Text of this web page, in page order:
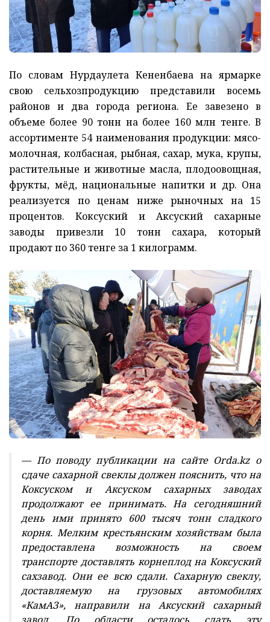
По словам Нурдаулета Кененбаева на ярмарке
свою сельхозпродукцию представили восемь
районов и два города региона. Ее завезено в
объеме более 90 тонн на более 160 млн тенге. В
ассортименте 54 наименования продукции: мясо-
молочная, колбасная, рыбная, сахар, мука, крупы,
растительные и животные масла, плодоовощная,
фрукты, мёд, национальные напитки и др. Она
реализуется по ценам ниже рыночных на 15
процентов. Коксуский и Аксуский сахарные
заводы привезли 10 тонн сахара, который
продают по 360 тенге за 1 килограмм.
— По поводу публикации на сайте Orda.kz о
сдаче сахарной свеклы должен пояснить, что на
Коксуском и Аксуском сахарных заводах
продолжают ее принимать. На сегодняшний
день ими принято 600 тысяч тонн сладкого
корня. Мелким крестьянским хозяйствам была
предоставлена возможность на своем
транспорте доставлять корнеплод на Коксуский
сахзавод. Они ее всю сдали. Сахарную свеклу,
доставляемую на грузовых автомобилях
«КамАЗ», направили на Аксуский сахарный